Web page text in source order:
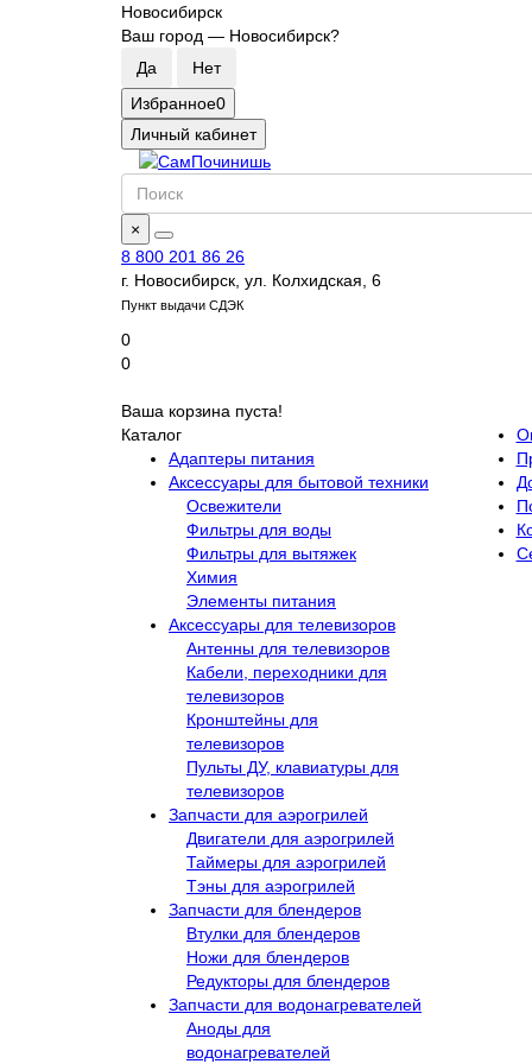
Новосибирск
Ваш город — Новосибирск?
Избранное0
Личный кабинет
×
8 800 201 86 26
г. Новосибирск, ул. Колхидская, 6
Пункт выдачи СДЭК
0
0
Ваша корзина пуста!
Каталог
Адаптеры питания
Аксессуары для бытовой техники
Освежители
Фильтры для воды
Фильтры для вытяжек
Химия
Элементы питания
Аксессуары для телевизоров
Антенны для телевизоров
Кабели, переходники для
телевизоров
Кронштейны для
телевизоров
Пульты ДУ, клавиатуры для
телевизоров
Запчасти для аэрогрилей
Двигатели для аэрогрилей
Таймеры для аэрогрилей
Тэны для аэрогрилей
Запчасти для блендеров
Втулки для блендеров
Ножи для блендеров
Редукторы для блендеров
Запчасти для водонагревателей
Аноды для
водонагревателей